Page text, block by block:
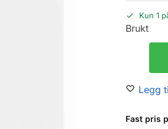
Kun 1
Brukt
Legg
Fast pris